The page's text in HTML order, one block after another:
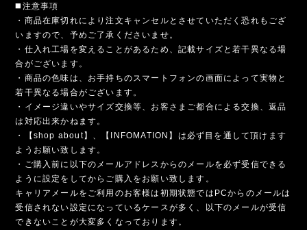
◼️注意事項
・商品在庫切れにより注文キャンセルとさせていただく恐れもござ
いますので、予めご了承くださいませ。
・仕入れ工場を変えることがあるため、記載サイズと若干異なる場
合がございます。
・商品の色味は、お手持ちのスマートフォンの画面によって実物と
若干異なる場合がございます。
・イメージ違いやサイズ交換等、お客さまご都合による交換、返品
は対応出来かねます。
・【shop about】、【INFOMATION】は必ず目を通して頂けます
ようお願い致します。
・ご購入前に以下のメールアドレスからのメールを必ず受信できる
ように設定をしてからご購入をお願い致します。
キャリアメールをご利用のお客様は初期状態ではPCからのメールは
受信されない設定になっているケースが多く、以下のメールが受信
できないことが大変多くなっております。